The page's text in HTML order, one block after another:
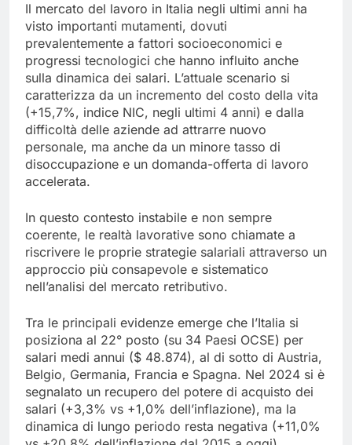
Il mercato del lavoro in Italia negli ultimi anni ha
visto importanti mutamenti, dovuti
prevalentemente a fattori socioeconomici e
progressi tecnologici che hanno influito anche
sulla dinamica dei salari. L’attuale scenario si
caratterizza da un incremento del costo della vita
(+15,7%, indice NIC, negli ultimi 4 anni) e dalla
difficoltà delle aziende ad attrarre nuovo
personale, ma anche da un minore tasso di
disoccupazione e un domanda-offerta di lavoro
accelerata.
In questo contesto instabile e non sempre
coerente, le realtà lavorative sono chiamate a
riscrivere le proprie strategie salariali attraverso un
approccio più consapevole e sistematico
nell’analisi del mercato retributivo.
Tra le principali evidenze emerge che l’Italia si
posiziona al 22° posto (su 34 Paesi OCSE) per
salari medi annui ($ 48.874), al di sotto di Austria,
Belgio, Germania, Francia e Spagna. Nel 2024 si è
segnalato un recupero del potere di acquisto dei
salari (+3,3% vs +1,0% dell’inflazione), ma la
dinamica di lungo periodo resta negativa (+11,0%